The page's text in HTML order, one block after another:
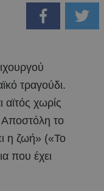
τραγούδι.
χωρίς
το
η ζωή» («Το
που έχει